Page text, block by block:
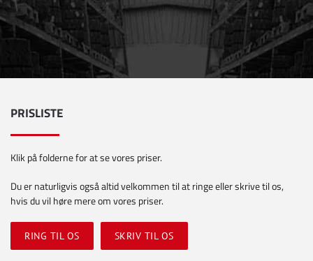
PRISLISTE
Klik på folderne for at se vores priser.
Du er naturligvis også altid velkommen til at ringe eller skrive til os,
hvis du vil høre mere om vores priser.
RING TIL OS SKRIV TIL OS